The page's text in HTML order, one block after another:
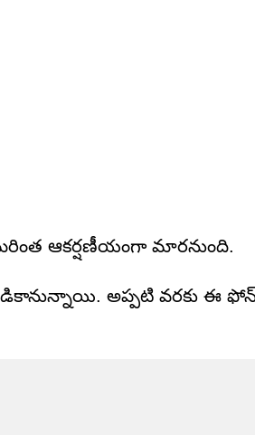
ఆకర్షణీయంగా మారనుంది.
అప్పటి వరకు ఈ ఫోన్